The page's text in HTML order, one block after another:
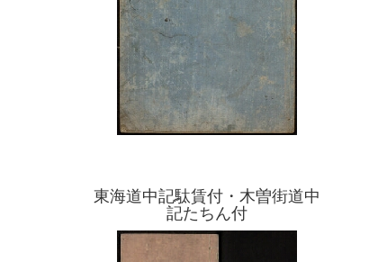
東海道中記駄賃付・木曽街道中
記たちん付